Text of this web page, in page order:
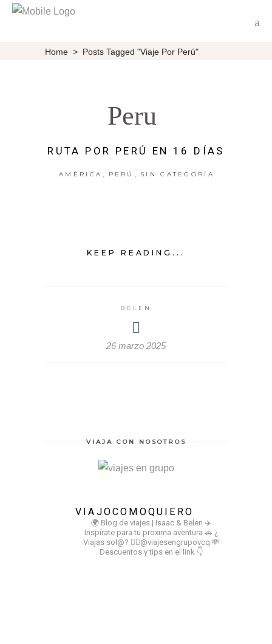
Home > Posts Tagged "viaje Por Perú"
Peru
RUTA POR PERÚ EN 16 DÍAS
AMÉRICA , PERÚ , SIN CATEGORÍA
KEEP READING...
BELEN
26 marzo 2025
VIAJA CON NOSOTROS
VIAJOCOMOQUIERO
🌍 Blog de viajes | Isaac & Belen ✈️
Inspírate para tu proxima aventura 🚗 ¿
Viajas sol@? 👉🏻@viajesengrupovcq 💸
Descuentos y tips en el link 👇